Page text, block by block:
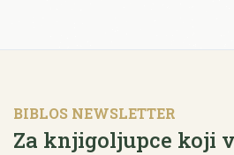
BIBLOS NEWSLETTER
Za knjigoljupce koji